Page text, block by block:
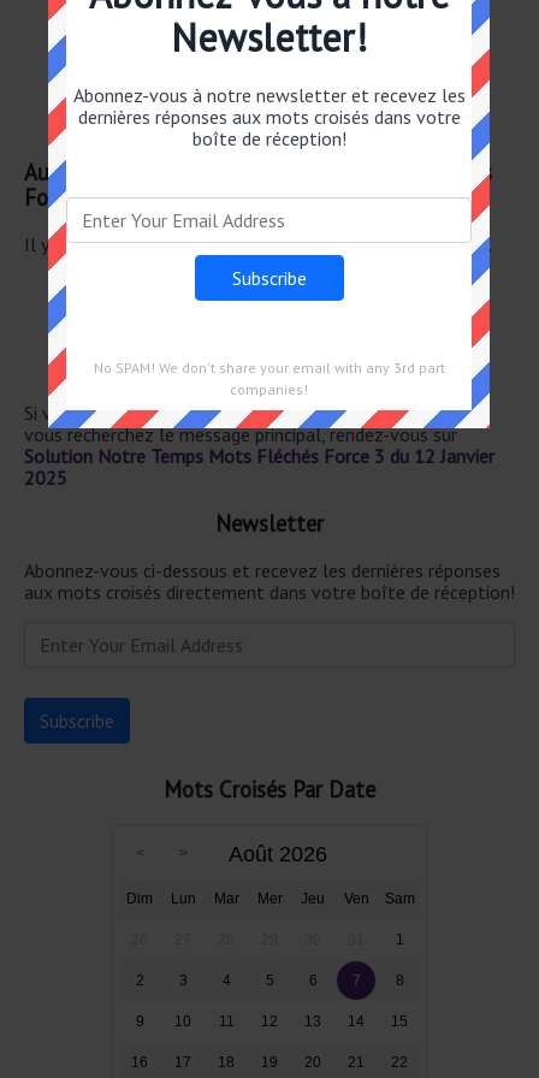
Sanc– tuaire au japon
Baie d'honshu
Un sanc– tuaire du japon
Sanc– tuaire nippon
Baie du japon
Autre 12 Janvier 2025 Notre Temps Mots Fléchés
Force 3
Il y a un total de 28 mots croisés pour le 12 Janvier 2025.
MENUS CADEAUX
INCONS– CIENTE
Si vous avez déjà résolu cet indice de mots croisés et que
vous recherchez le message principal, rendez-vous sur
Solution Notre Temps Mots Fléchés Force 3 du 12 Janvier
2025
Newsletter
Abonnez-vous ci-dessous et recevez les dernières réponses
aux mots croisés directement dans votre boîte de réception!
Mots Croisés Par Date
Août 2026
Dim Lun Mar Mer Jeu Ven Sam
1
2 3 4 5 6 7 8
9 10 11 12 13 14 15
16 17 18 19 20 21 22
Newsletter!
Abonnez-vous à notre newsletter et recevez les
dernières réponses aux mots croisés dans votre
boîte de réception!
No SPAM! We don't share your email with any 3rd part
companies!